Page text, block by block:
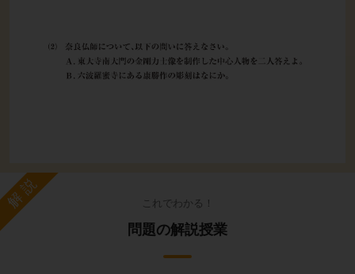
解説 これでわかる！
問題の解説授業